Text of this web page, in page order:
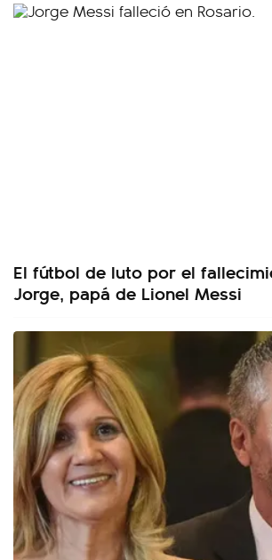
El fútbol de luto por el
Jorge, papá de Lionel Messi